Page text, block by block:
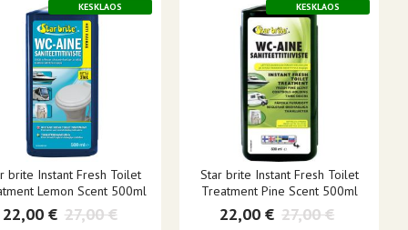
KESKLAOS
brite Instant Fresh Toilet
Lemon Scent 500ml
22,00 € 27,00 €
KESKLAOS
Star brite Instant Fresh Toilet
Treatment Pine Scent 500ml
22,00 € 27,00 €